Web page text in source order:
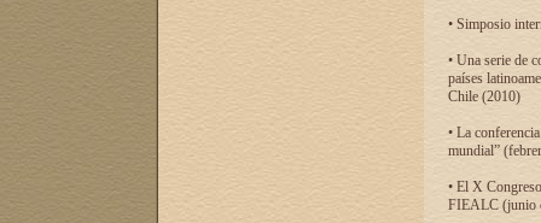
• Simposio
• Una serie de
países
Chile (2010)
• La
mundial”
• El X
FIEALC (junio